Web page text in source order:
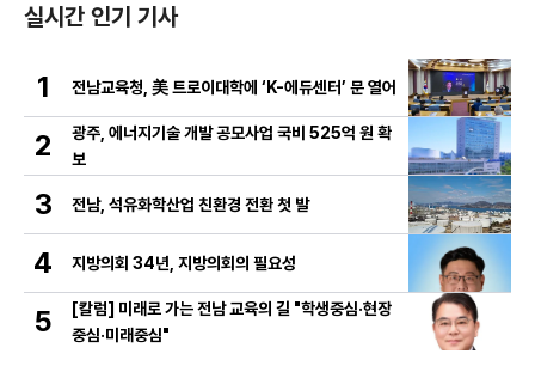
실시간 인기 기사
1 전남교육청, 美 트로이대학에 ‘K-에듀센터’ 문 열어
2
광주, 에너지기술 개발 공모사업 국비 525억 원 확
보
3 전남, 석유화학산업 친환경 전환 첫 발
4 지방의회 34년, 지방의회의 필요성
5
[칼럼] 미래로 가는 전남 교육의 길 "학생중심·현장
중심·미래중심"